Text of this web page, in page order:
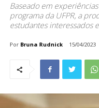
Baseado em
programa da UFPR, a
estudantes interessados
Por Bruna Rudnick 15/04/2023